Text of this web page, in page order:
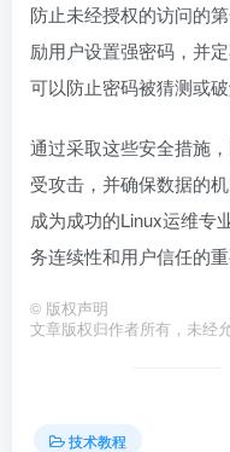
防止未经授权的访问的
励用户设置强密码，并
可以防止密码被猜测或
通过采取这些安全措施
受攻击，并确保数据的
成为成功的Linux运维专
务连续性和用户信任的重
© 版权声明
文章版权归作者所有，未经
技术教程